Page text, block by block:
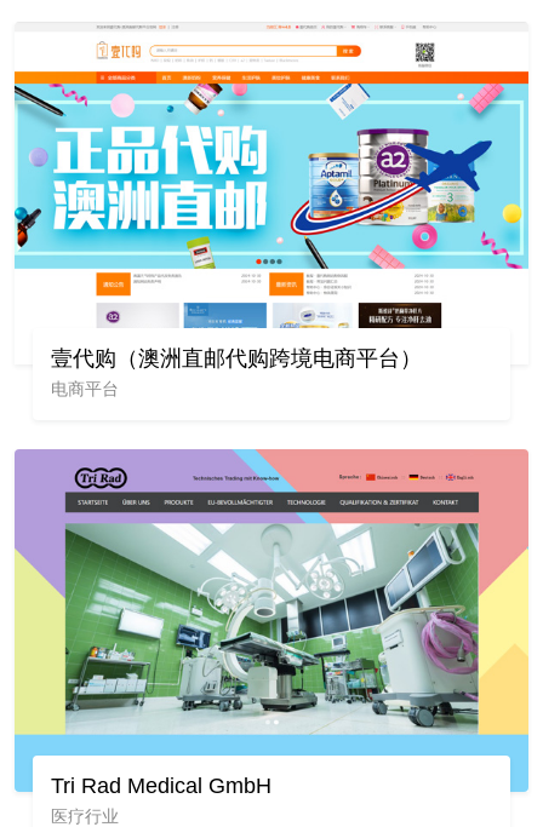
壹代购（澳洲直邮代购跨境电商平台）
电商平台
Tri Rad Medical GmbH
医疗行业